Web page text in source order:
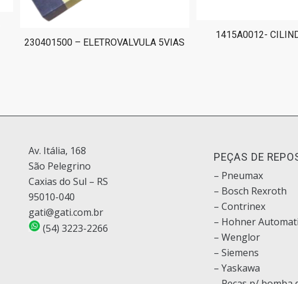
230401500 – ELETROVALVULA 5VIAS
1415A0012-
Av. Itália, 168
São Pelegrino
Caxias do Sul – RS
95010-040
gati@gati.com.br
(54) 3223-2266
PEÇAS DE
– Pneumax
– Bosch Rexroth
–Contrinex
– Hohner
– Wenglor
– Siemens
–Yaskawa